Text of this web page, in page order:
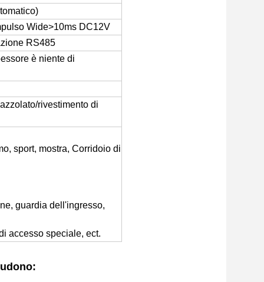
Wide>10ms DC12V
RS485
è niente di
rivestimento di
sport, mostra, Corridoio di
guardia dell'ingresso,
accesso speciale, ect.